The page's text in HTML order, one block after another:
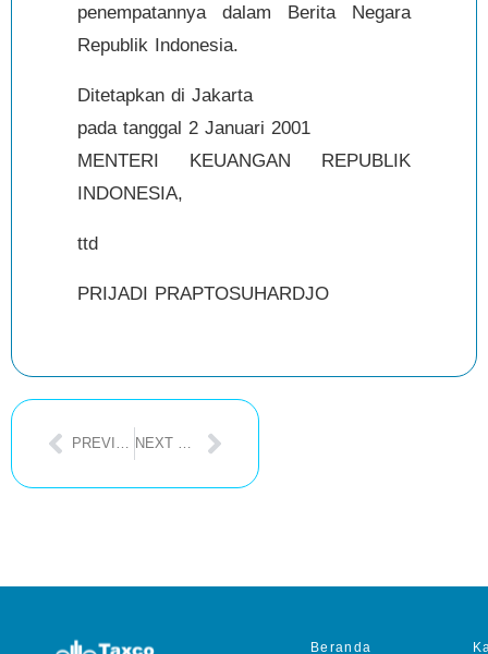
penempatannya dalam Berita Negara
Republik Indonesia.
Ditetapkan di Jakarta
pada tanggal 2 Januari 2001
MENTERI KEUANGAN REPUBLIK
INDONESIA,
ttd
PRIJADI PRAPTOSUHARDJO
PREVIOUS POST NEXT POST
Beranda